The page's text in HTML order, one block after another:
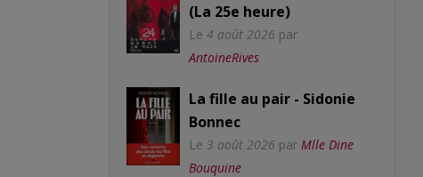
(La 25e heure)
Le 4 août 2026 par
AntoineRives
La fille au pair - Sidonie
Bonnec
Le 3 août 2026 par Mlle Dine
Bouquine